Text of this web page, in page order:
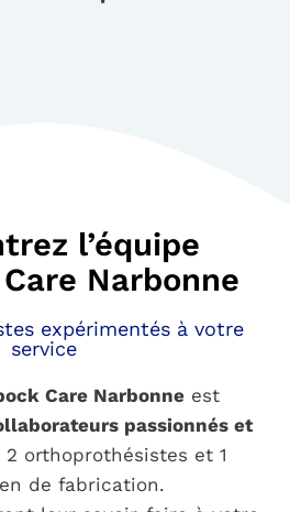
l’équipe
Narbonne
expérimentés à votre
service
Care Narbonneest
passionnés et
2 orthoprothésistes et 1
de fabrication.